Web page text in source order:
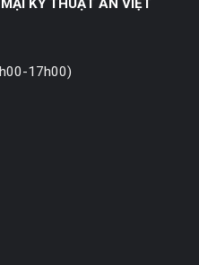
KỸ THUẬT AN VIỆT
17h00)